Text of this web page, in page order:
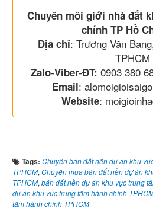
Chuyên môi giới nhà đất
chính TP Hồ
Địa chỉ: Trương Văn
TPHCM
Zalo-Viber-ĐT: 0903 380
Email:
Website:
Tags: Chuyên bán đất nền dự án khu
TPHCM, Chuyên mua bán đất nền dự án
TPHCM, bán đất nền dự án khu vực trung
dự án khu vực trung tâm hành chính
tâm hành chính TPHCM